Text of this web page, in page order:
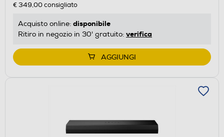
€ 349,00consigliato
Acquisto online: disponibile
Ritiro in negozio in 30' gratuito: verifica
AGGIUNGI